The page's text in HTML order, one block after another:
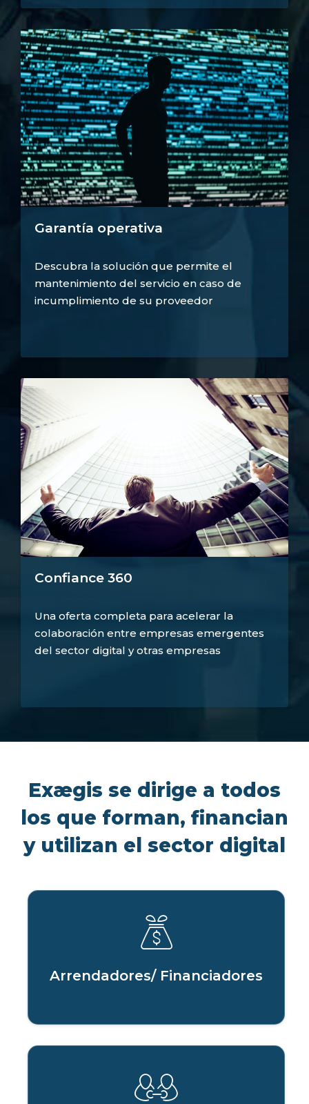
Garantía operativa
Descubra la solución que permite el
mantenimiento del servicio en caso de
incumplimiento de su proveedor
Confiance 360
Una oferta completa para acelerar la
colaboración entre empresas emergentes
del sector digital y otras empresas
Exægis se dirige a todos
los que forman, financian
y utilizan el sector digital
Arrendadores/ Financiadores